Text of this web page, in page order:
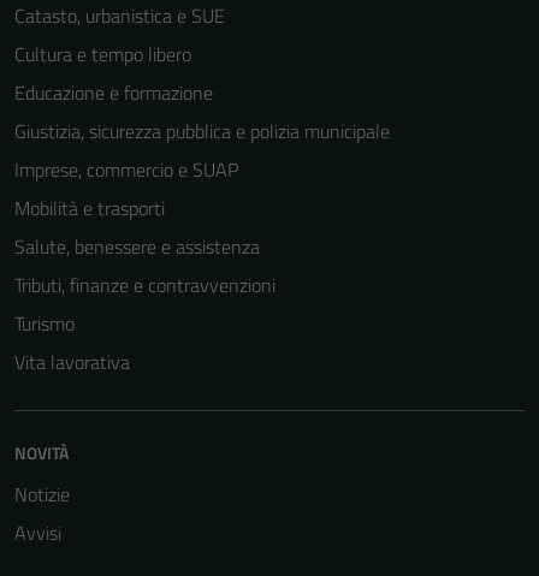
Catasto, urbanistica e SUE
Cultura e tempo libero
Educazione e formazione
Giustizia, sicurezza pubblica e polizia municipale
Imprese, commercio e SUAP
Mobilità e trasporti
Salute, benessere e assistenza
Tributi, finanze e contravvenzioni
Turismo
Vita lavorativa
NOVITÀ
Notizie
Avvisi